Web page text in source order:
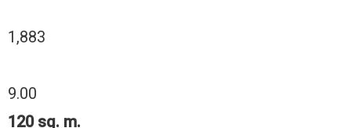
1,883
9.00
120 sq. m.